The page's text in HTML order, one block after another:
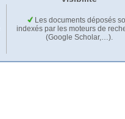
Les documents déposés
indexés par les moteurs de
(Google Scholar,…).